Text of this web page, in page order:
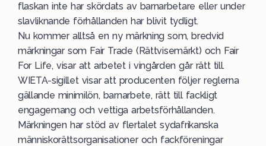
flaskan inte har skördats av barnarbetare eller under
slavliknande förhållanden har blivit tydligt.
Nu kommer alltså en ny märkning som, bredvid
märkningar som Fair Trade (Rättvisemärkt) och Fair
For Life, visar att arbetet i vingården går rätt till.
WIETA-sigillet visar att producenten följer reglerna
gällande minimilön, barnarbete, rätt till fackligt
engagemang och vettiga arbetsförhållanden.
Märkningen har stöd av flertalet sydafrikanska
människorättsorganisationer och fackföreningar